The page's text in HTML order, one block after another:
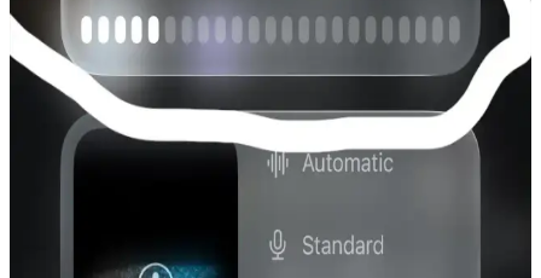
Class markasının araç içi multimedya cihazı Bluetooth, MP3,
mikrofon ve çeşitli bağlantı seçenekleriyle modern sürücüler için
ideal bir çözüm sunar.
Schulzz Orico Bluetooth 5.0 Mini 3.5mm Dongle ile
Kablosuz Bağlantı Çözümünde Yeni Dönem
kolaylığı sağlar ve çoklu cihaz uyumu ile modern iletişim
ihtiyaçlarını karşılar.